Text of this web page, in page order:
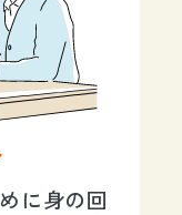
に身の回